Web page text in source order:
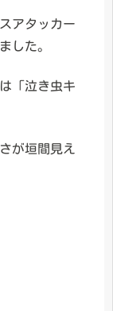
アタッカー
した。
「泣き虫キ
が垣間見え